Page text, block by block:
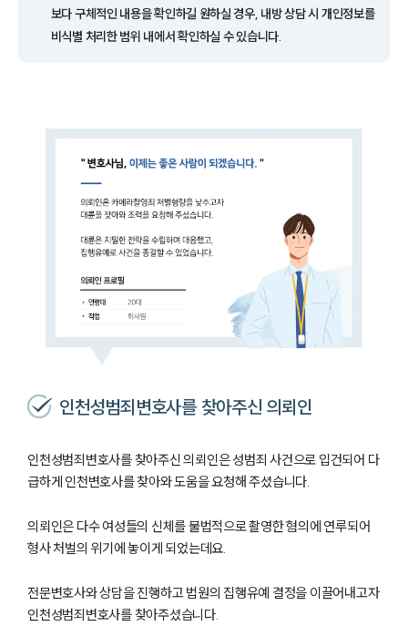
보다 구체적인 내용을 확인하길 원하실 경우, 내방 상담 시 개인정보를
비식별 처리한 범위 내에서 확인하실 수 있습니다.
인천성범죄변호사를 찾아주신 의뢰인
인천성범죄변호사를 찾아주신 의뢰인은 성범죄 사건으로 입건되어 다
급하게 인천변호사를 찾아와 도움을 요청해 주셨습니다.
의뢰인은 다수 여성들의 신체를 불법적으로 촬영한 혐의에 연루되어
형사 처벌의 위기에 놓이게 되었는데요.
전문변호사와 상담을 진행하고 법원의 집행유예 결정을 이끌어내고자
인천성범죄변호사를 찾아주셨습니다.